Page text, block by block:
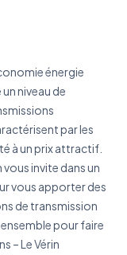
énergie
niveau de
par les
à un prix attractif.
invite dans un
vous apporter des
de transmission
pour faire
– Le Vérin
devis
jamais